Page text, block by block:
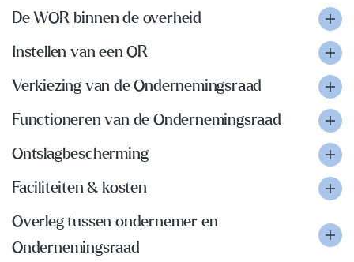
De WOR binnen de overheid
Instellen van een OR
Verkiezing van de Ondernemingsraad
Functioneren van de Ondernemingsraad
Ontslagbescherming
Faciliteiten & kosten
Overleg tussen ondernemer en
Ondernemingsraad